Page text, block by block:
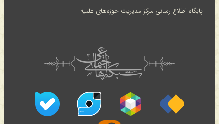
پایگاه اطلاع رسانی مرکز مدیریت حوزه‌های علمیه